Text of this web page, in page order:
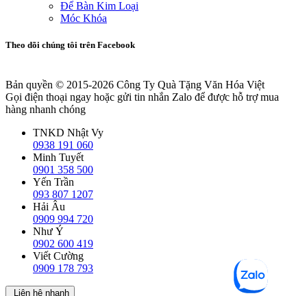
Để Bàn Kim Loại
Móc Khóa
Theo dõi chúng tôi trên Facebook
Bản quyền © 2015-2026 Công Ty Quà Tặng Văn Hóa Việt
Gọi điện thoại ngay hoặc gửi tin nhắn Zalo để được hỗ trợ mua
hàng nhanh chóng
TNKD Nhật Vy
0938 191 060
Minh Tuyết
0901 358 500
Yến Trần
093 807 1207
Hải Âu
0909 994 720
Như Ý
0902 600 419
Viết Cường
0909 178 793
Liên hệ nhanh